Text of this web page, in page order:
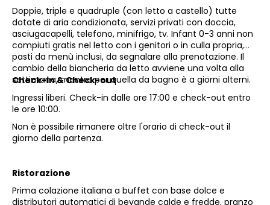
Doppie, triple e quadruple (con letto a castello) tutte
dotate di aria condizionata, servizi privati con doccia,
asciugacapelli, telefono, minifrigo, tv. Infant 0-3 anni non
compiuti gratis nel letto con i genitori o in culla propria,
pasti da menù inclusi, da segnalare alla prenotazione. Il
cambio della biancheria da letto avviene una volta alla
settimana, mentre per quella da bagno è a giorni alterni.
Check-in & Check-out
Ingressi liberi. Check-in dalle ore 17:00 e check-out entro
le ore 10:00.
Non è possibile rimanere oltre l'orario di check-out il
giorno della partenza.
Ristorazione
Prima colazione italiana a buffet con base dolce e
distributori automatici di bevande calde e fredde, pranzo